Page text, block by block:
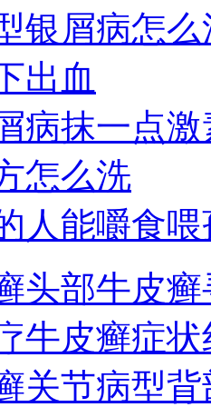
银屑病怎
出血
病抹一点
怎么洗
人能嚼食
头部牛皮癣
牛皮癣症状
关节病型背